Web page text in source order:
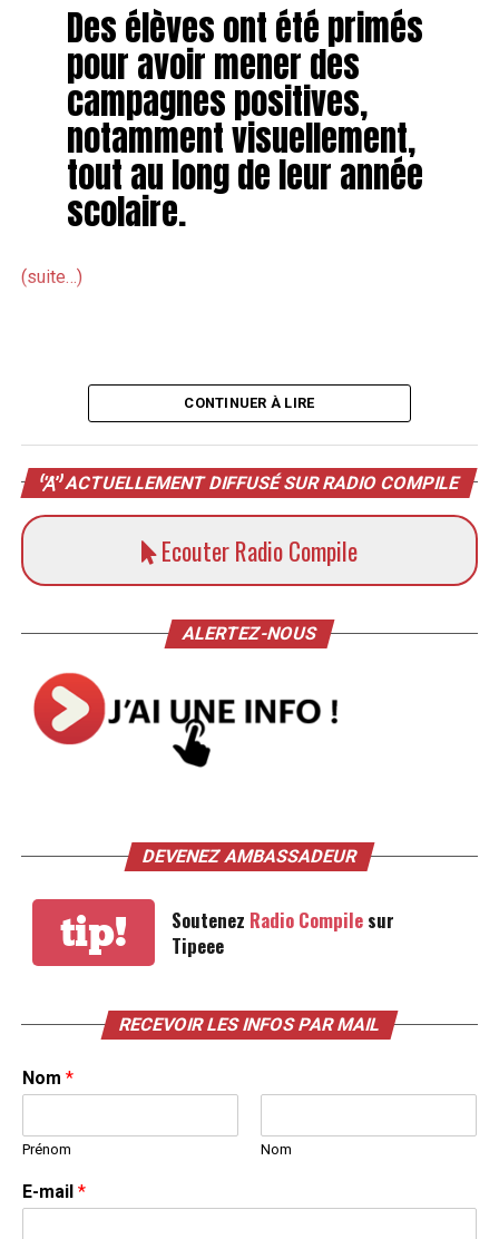
Des élèves ont été primés
pour avoir mener des
campagnes positives,
notamment visuellement,
tout au long de leur année
scolaire.
(suite…)
CONTINUER À LIRE
ACTUELLEMENT DIFFUSÉ SUR RADIO COMPILE
Ecouter Radio Compile
ALERTEZ-NOUS
DEVENEZ AMBASSADEUR
tip! Soutenez Radio Compilesur
Tipeee
RECEVOIR LES INFOS PAR MAIL
Nom *
Prénom Nom
E-mail *